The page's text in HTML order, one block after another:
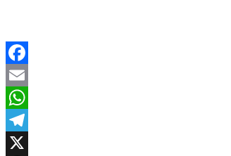
Facebook
Email
WhatsApp
Telegram